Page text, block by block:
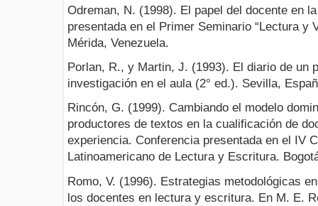
Odreman, N. (1998). El papel del docente en
presentada en el Primer Seminario “Lectura y
Mérida, Venezuela.
Porlan, R., y Martin, J. (1993). El diario de un
investigación en el aula (2° ed.). Sevilla,
Rincón, G. (1999). Cambiando el modelo
productores de textos en la cualificación de
experiencia. Conferencia presentada en el IV
Latinoamericano de Lectura y Escritura.
Romo, V. (1996). Estrategias metodológicas
los docentes en lectura y escritura. En M. E.